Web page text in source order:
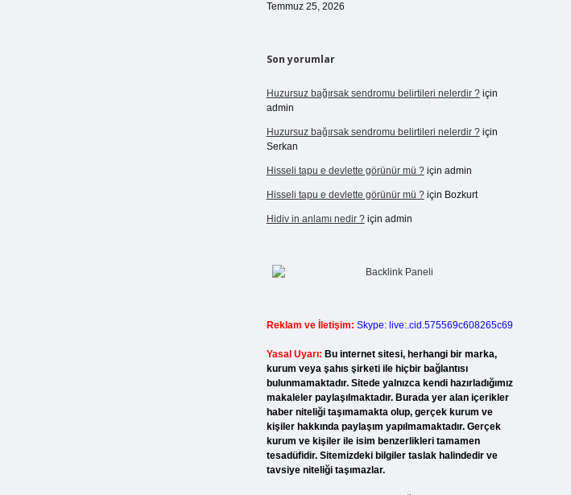
Temmuz 25, 2026
Son yorumlar
Huzursuz bağırsak sendromu belirtileri nelerdir ?için
admin
Huzursuz bağırsak sendromu belirtileri nelerdir ?için
Serkan
Hisseli tapu e devlette görünür mü ?için admin
Hisseli tapu e devlette görünür mü ?için Bozkurt
Hidiv in anlamı nedir ?için admin
Reklam ve İletişim: Skype: live:.cid.575569c608265c69
Yasal Uyarı: Bu internet sitesi, herhangi bir marka,
kurum veya şahıs şirketi ile hiçbir bağlantısı
bulunmamaktadır. Sitede yalnızca kendi hazırladığımız
makaleler paylaşılmaktadır. Burada yer alan içerikler
haber niteliği taşımamakta olup, gerçek kurum ve
kişiler hakkında paylaşım yapılmamaktadır. Gerçek
kurum ve kişiler ile isim benzerlikleri tamamen
tesadüfidir. Sitemizdeki bilgiler taslak halindedir ve
tavsiye niteliği taşımazlar.